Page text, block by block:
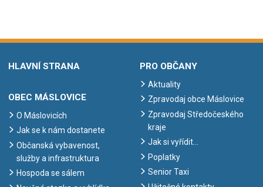
HLAVNÍ STRANA
OBEC MÁSLOVICE
O Máslovicích
Jak se k nám dostanete
Občanská vybavenost,
služby a infrastruktura
Hospoda se sálem
PRO OBČANY
Aktuality
Zpravodaj obce Máslovice
Zpravodaj Středočeského
kraje
Jak si vyřídit…
Poplatky
Senior Taxi